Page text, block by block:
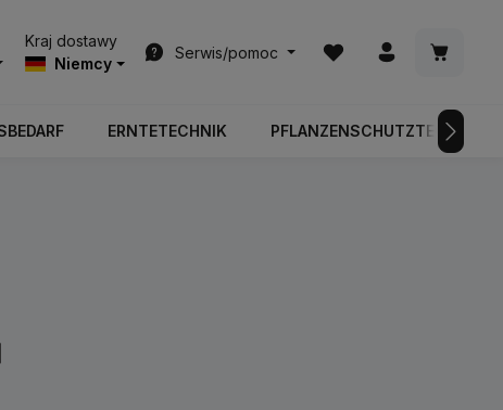
Kraj dostawy
Niemcy
Serwis/pomoc
Masz 0 przedmioty na
ERNTETECHNIK PFLANZENSCHUTZTECHNIK